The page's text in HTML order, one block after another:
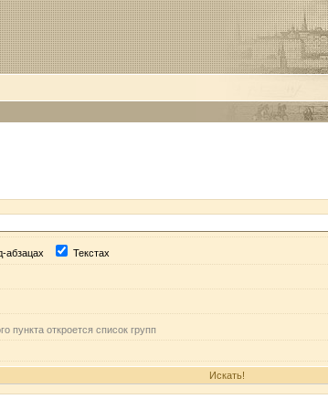
абзацах Текстах
пункта откроется список групп